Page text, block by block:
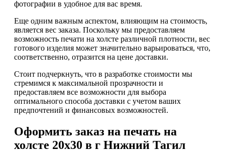
фотографии в удобное для вас время.
Еще одним важным аспектом, влияющим на стоимость,
является вес заказа. Поскольку мы предоставляем
возможность печати на холсте различной плотности, вес
готового изделия может значительно варьироваться, что,
соответственно, отразится на цене доставки.
Стоит подчеркнуть, что в разработке стоимости мы
стремимся к максимальной прозрачности и
предоставляем все возможности для выбора
оптимального способа доставки с учетом ваших
предпочтений и финансовых возможностей.
Оформить заказ на печать на
холсте 20х30 в г Нижний Тагил